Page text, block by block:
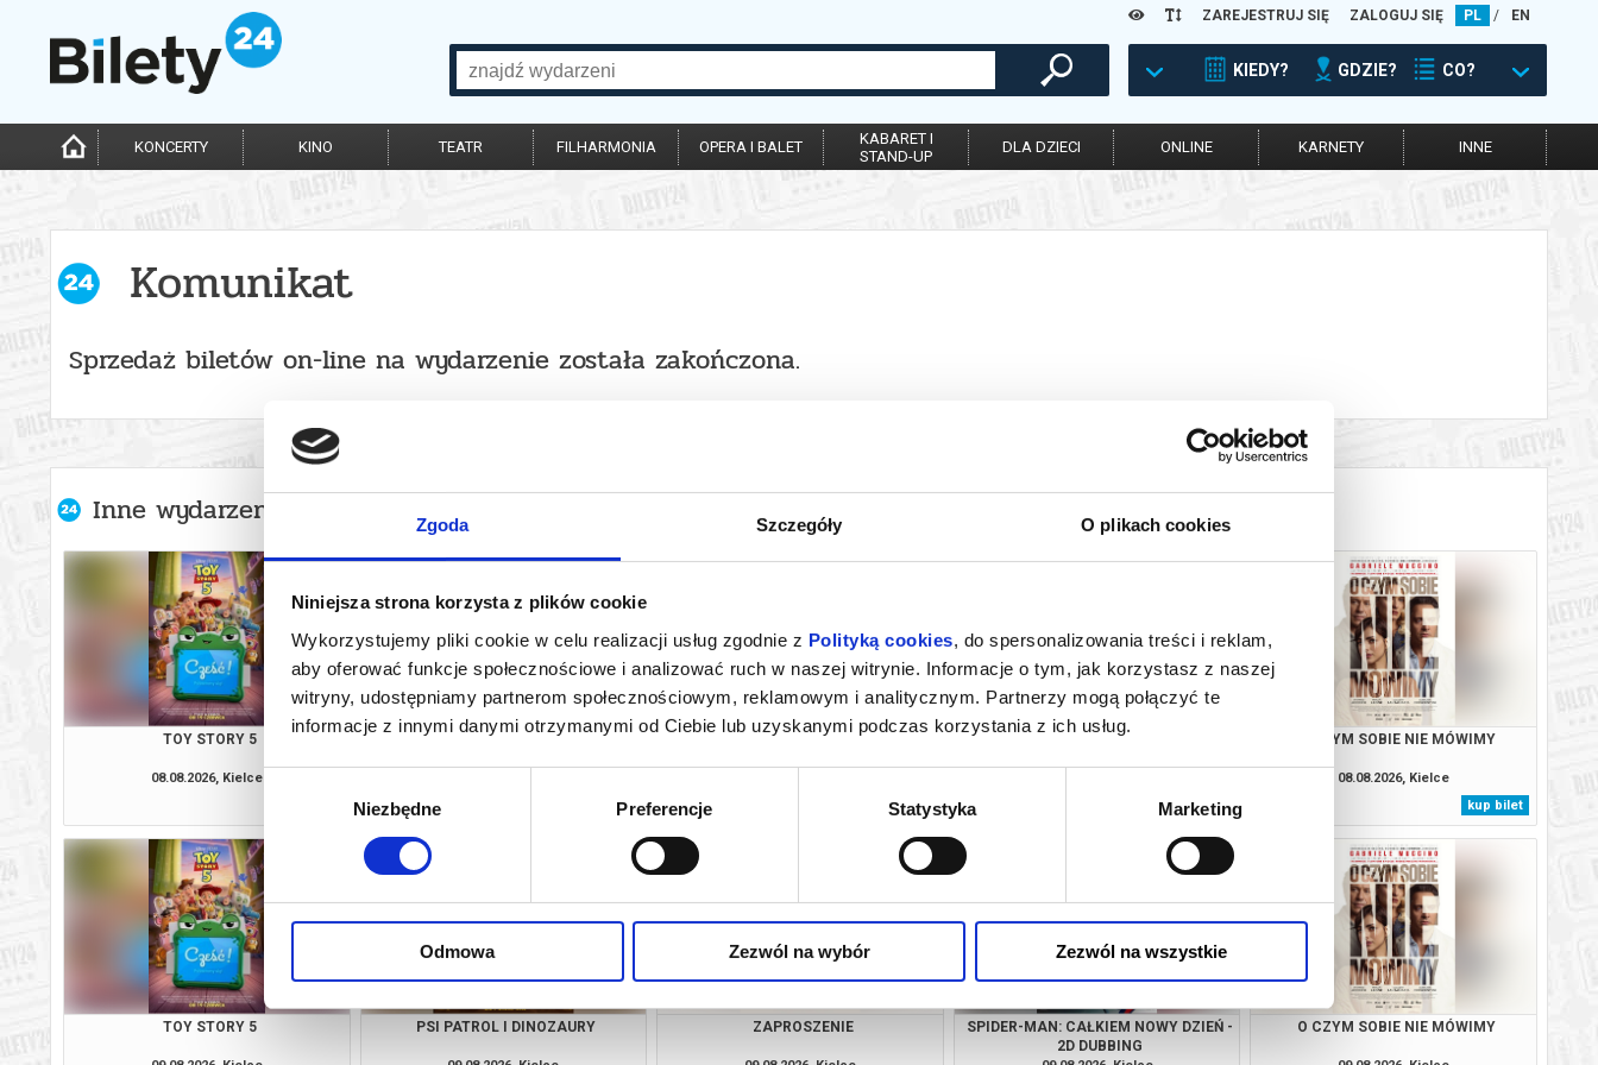
Zgoda Szczegóły O plikach cookies
Niniejsza strona korzysta z plików cookie
Wykorzystujemy pliki cookie w celu realizacji usług zgodnie z Polityką cookies, do spersonalizowania treści i reklam,
aby oferować funkcje społecznościowe i analizować ruch w naszej witrynie. Informacje o tym, jak korzystasz z naszej
witryny, udostępniamy partnerom społecznościowym, reklamowym i analitycznym. Partnerzy mogą połączyć te
informacje z innymi danymi otrzymanymi od Ciebie lub uzyskanymi podczas korzystania z ich usług.
Niezbędne Preferencje Statystyka Marketing
Odmowa Zezwól na wybór Zezwól na wszystkie
ZAREJESTRUJ SIĘ ZALOGUJ SIĘ PL / EN
KIEDY? GDZIE? CO?
KONCERTY KINO TEATR FILHARMONIA OPERA I BALET
KABARET I
STAND-UP
DLA DZIECI ONLINE KARNETY INNE
Komunikat
Sprzedaż biletów on-line na wydarzenie została zakończona.
Inne wydarzenia organizatora
TOY STORY 5
08.08.2026, Kielce
PSI PATROL I DINOZAURY
kup bilet
ZAPROSZENIE
kup bilet
SPIDER-MAN: CAŁKIEM NOWY DZIEŃ -
kup bilet
O CZYM SOBIE NIE MÓWIMY
08.08.2026, Kielce
kup bilet
TOY STORY 5 PSI PATROL I DINOZAURY ZAPROSZENIE
SPIDER-MAN: CAŁKIEM NOWY DZIEŃ -
2D DUBBING
O CZYM SOBIE NIE MÓWIMY